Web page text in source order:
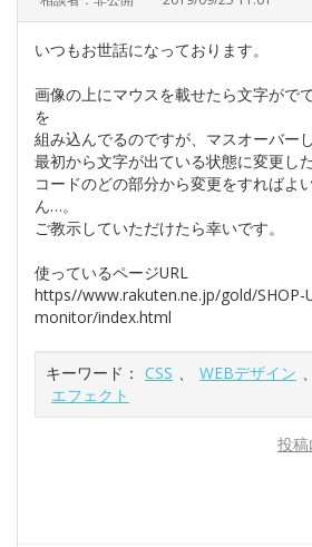
いつもお世話になっております。
画像の上にマウスを載せたら文字がで
を
組み込んでるのですが、マスオーバー
最初から文字が出ている状態に変更し
コードのどの部分から変更をすればよ
ん…。
ご教示していただけたら幸いです。
使っているページURL
https//www.rakuten.ne.jp/gold/SHOP-
monitor/index.html
キーワード： CSS 、 WEBデザイン 、
エフェクト
投